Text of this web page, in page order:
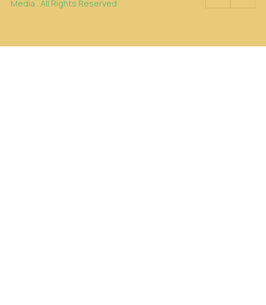
Media . All Rights Reserved